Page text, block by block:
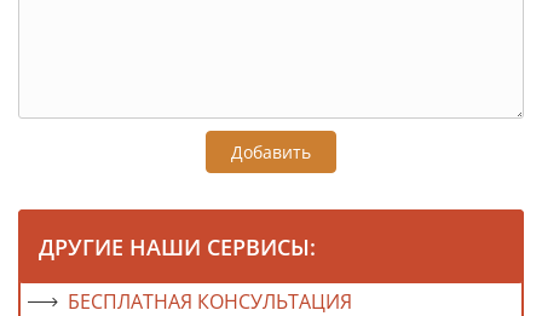
Добавить
ДРУГИЕ НАШИ СЕРВИСЫ:
БЕСПЛАТНАЯ КОНСУЛЬТАЦИЯ